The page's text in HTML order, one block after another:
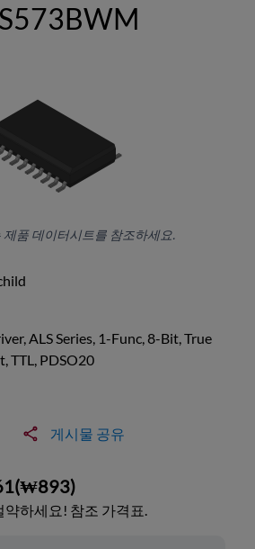
품 데이터시트를 참조하세요.
ALS Series, 1-Func, 8-Bit, True
TTL, PDSO20
게시물 공유
(₩893)
약하세요! 참조 가격표.